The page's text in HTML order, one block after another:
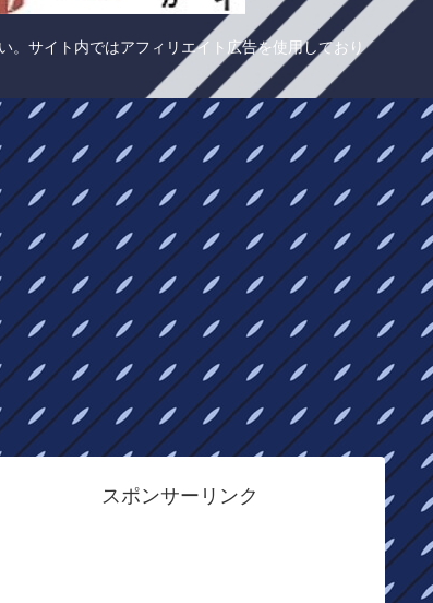
。サイト内ではアフィリエイト広告を使用しており
スポンサーリンク